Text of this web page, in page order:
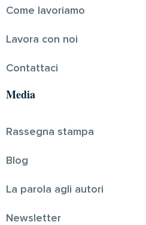
Come lavoriamo
Lavora con noi
Contattaci
Media
Rassegna stampa
Blog
La parola agli autori
Newsletter